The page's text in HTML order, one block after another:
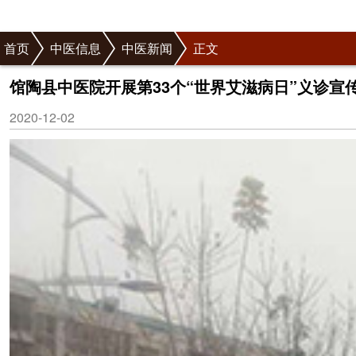
首页 中医信息 中医新闻 正文
馆陶县中医院开展第33个“世界艾滋病日”义诊宣
2020-12-02